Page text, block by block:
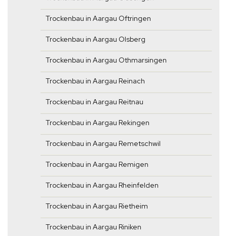
Trockenbau in Aargau Oftringen
Trockenbau in Aargau Olsberg
Trockenbau in Aargau Othmarsingen
Trockenbau in Aargau Reinach
Trockenbau in Aargau Reitnau
Trockenbau in Aargau Rekingen
Trockenbau in Aargau Remetschwil
Trockenbau in Aargau Remigen
Trockenbau in Aargau Rheinfelden
Trockenbau in Aargau Rietheim
Trockenbau in Aargau Riniken